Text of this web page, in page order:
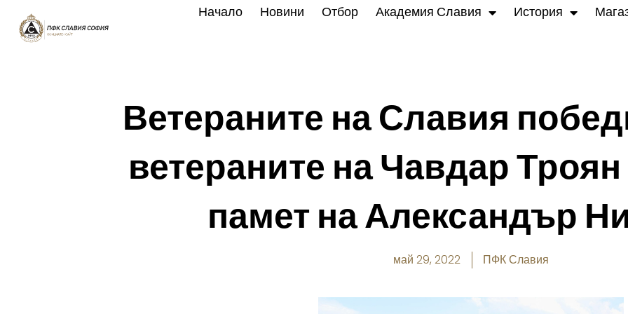
content
Начало Новини Отбор Академия Славия История
Ветераните на Славия
ветераните на Чавдар
памет на Александър
май 29, 2022 ПФК Славия